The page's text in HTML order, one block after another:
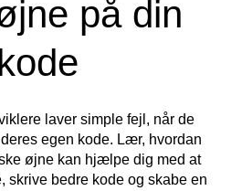
på din
laver simple fejl, når de
egen kode. Lær, hvordan
øjne kan hjælpe dig med at
skrive bedre kode og skabe en